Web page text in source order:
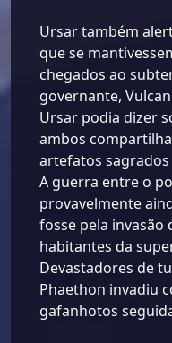
Ursar também
que se
chegados ao
governante,
Ursar podia dizer
ambos
artefatos sagrados
A guerra entre o
provavelmente
fosse pela
habitantes da
Devastadores de
Phaethon invadiu
gafanhotos